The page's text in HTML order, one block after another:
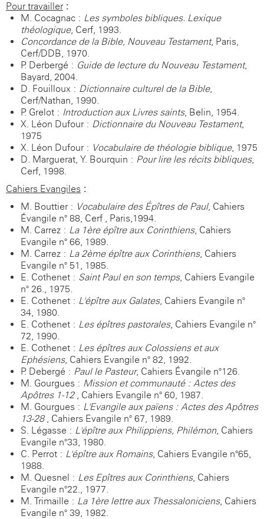
Pour travailler:
M. Cocagnac : Les symboles bibliques. Lexique
théologique, Cerf, 1993.
Concordance de la Bible, Nouveau Testament, Paris,
Cerf/DDB, 1970.
P. Derbergé : Guide de lecture du Nouveau Testament,
Bayard, 2004.
D. Fouilloux : Dictionnaire culturel de la Bible,
Cerf/Nathan, 1990.
P. Grelot : Introduction aux Livres saints, Belin, 1954.
X. Léon-Dufour : Dictionnaire du Nouveau Testament,
1975
X. Léon-Dufour : Vocabulaire de théologie biblique, 1975
D. Marguerat, Y. Bourquin : Pour lire les récits bibliques,
Cerf, 1998.
Cahiers Evangiles :
M. Bouttier : Vocabulaire des Épîtres de Paul, Cahiers
Évangile n° 88, Cerf , Paris,1994.
M. Carrez : La 1ère épître aux Corinthiens, Cahiers
Evangile n° 66, 1989.
M. Carrez : La 2ème épître aux Corinthiens, Cahiers
Evangile n° 51, 1985.
E. Cothenet : Saint Paul en son temps, Cahiers Evangile
n° 26., 1975.
E. Cothenet : L'épître aux Galates, Cahiers Evangile n°
34, 1980.
E. Cothenet : Les épîtres pastorales, Cahiers Evangile n°
72, 1990.
E. Cothenet : Les épîtres aux Colossiens et aux
Ephésiens, Cahiers Evangile n° 82, 1992.
P. Debergé : Paul le Pasteur, Cahiers Évangile n°126.
M. Gourgues : Mission et communauté : Actes des
Apôtres 1-12, Cahiers Evangile n° 60, 1987.
M. Gourgues : L'Evangile aux païens : Actes des Apôtres
13-28, Cahiers Evangile n° 67, 1989.
S. Légasse : L'épître aux Philippiens, Philémon, Cahiers
Evangile n°33, 1980.
C. Perrot : L'épître aux Romains, Cahiers Evangile n°65,
1988.
M. Quesnel : Les Epîtres aux Corinthiens, Cahiers
Evangile n°22., 1977.
M. Trimaille : La 1ère lettre aux Thessaloniciens, Cahiers
Evangile n° 39, 1982.